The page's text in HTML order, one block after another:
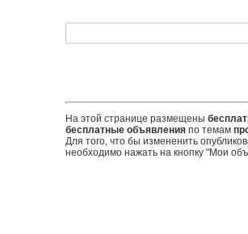
На этой странице размещены
бесплатные объявленияпо темам
Для того, что бы измененить
необходимо нажать на кнопку "Мои